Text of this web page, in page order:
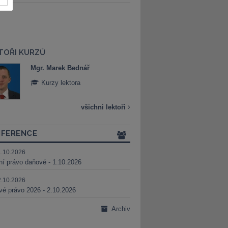
KURZŮ
Mgr. Marek Bednář
Kurzy lektora
všichni lektoři
právo daňové - 1.10.2026
právo 2026 - 2.10.2026
Archiv